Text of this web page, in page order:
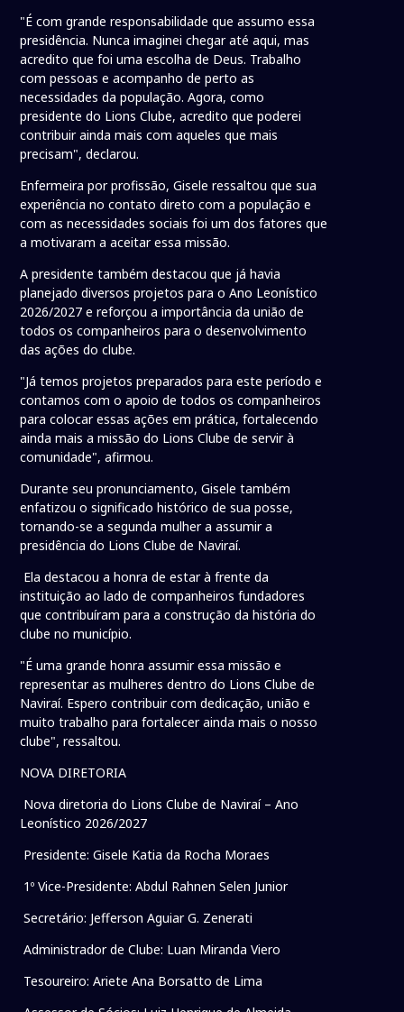
"É com grande responsabilidade que assumo essa
presidência. Nunca imaginei chegar até aqui, mas
acredito que foi uma escolha de Deus. Trabalho
com pessoas e acompanho de perto as
necessidades da população. Agora, como
presidente do Lions Clube, acredito que poderei
contribuir ainda mais com aqueles que mais
precisam", declarou.
Enfermeira por profissão, Gisele ressaltou que sua
experiência no contato direto com a população e
com as necessidades sociais foi um dos fatores que
a motivaram a aceitar essa missão.
A presidente também destacou que já havia
planejado diversos projetos para o Ano Leonístico
2026/2027 e reforçou a importância da união de
todos os companheiros para o desenvolvimento
das ações do clube.
"Já temos projetos preparados para este período e
contamos com o apoio de todos os companheiros
para colocar essas ações em prática, fortalecendo
ainda mais a missão do Lions Clube de servir à
comunidade", afirmou.
Durante seu pronunciamento, Gisele também
enfatizou o significado histórico de sua posse,
tornando-se a segunda mulher a assumir a
presidência do Lions Clube de Naviraí.
Ela destacou a honra de estar à frente da
instituição ao lado de companheiros fundadores
que contribuíram para a construção da história do
clube no município.
"É uma grande honra assumir essa missão e
representar as mulheres dentro do Lions Clube de
Naviraí. Espero contribuir com dedicação, união e
muito trabalho para fortalecer ainda mais o nosso
clube", ressaltou.
NOVA DIRETORIA
Nova diretoria do Lions Clube de Naviraí – Ano
Leonístico 2026/2027
Presidente: Gisele Katia da Rocha Moraes
1º Vice-Presidente: Abdul Rahnen Selen Junior
Secretário: Jefferson Aguiar G. Zenerati
Administrador de Clube: Luan Miranda Viero
Tesoureiro: Ariete Ana Borsatto de Lima